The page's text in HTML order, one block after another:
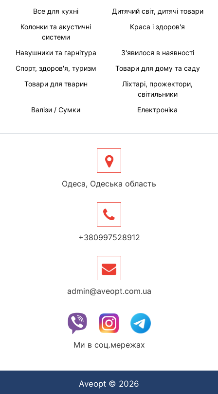
Все для кухні
Дитячий світ, дитячі товари
Колонки та акустичні
системи
Краса і здоров'я
Навушники та гарнітура
З'явилося в наявності
Спорт, здоров'я, туризм
Товари для дому та саду
Товари для тварин
Ліхтарі, прожектори,
світильники
Валізи / Сумки
Електроніка
Одеса, Одеська область
+380997528912
admin@aveopt.com.ua
Ми в соц.мережах
Aveopt © 2026